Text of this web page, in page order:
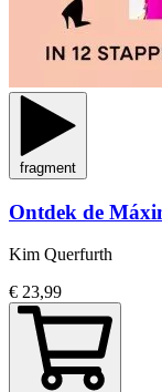
fragment
Ontdek de
Kim Querfurth
€ 23,99